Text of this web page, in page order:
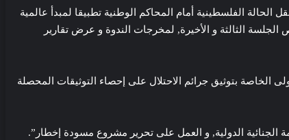
الفلسطينية أمام المحاكم الوطنية تطبيقا لمبدأ عالمية
الثالثة و الأخيرة, لمخرجات الندوة و عرض تقارير
الخاصة بتوثيق جرائم الاحتلال على إحصاء التوثيقات المحصلة
الجنائية الدولية, و العمل على تحرير مشروع مسودة إخطار”.